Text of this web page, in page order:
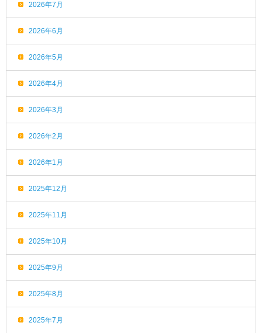
2026年7月
2026年6月
2026年5月
2026年4月
2026年3月
2026年2月
2026年1月
2025年12月
2025年11月
2025年10月
2025年9月
2025年8月
2025年7月